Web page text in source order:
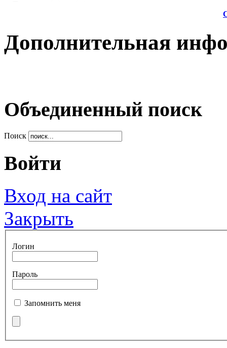
Дополнительная
Объединенный поиск
Поиск
Войти
Вход на сайт
Закрыть
Логин
Пароль
Запомнить меня